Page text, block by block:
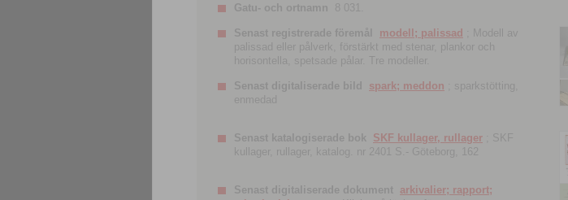
Gatu- och ortnamn 8 031.
Senast registrerade föremål modell; palissad
; Modell av
palissad eller pålverk, förstärkt med stenar, plankor och
horisontella, spetsade pålar. Tre modeller.
Senast digitaliserade bild spark; meddon ; sparkstötting,
enmedad
Senast katalogiserade bok SKF kullager, rullager ; SKF
kullager, rullager, katalog. nr 2401 S.- Göteborg, 162
Senast digitaliserade dokument arkivalier; rapport;